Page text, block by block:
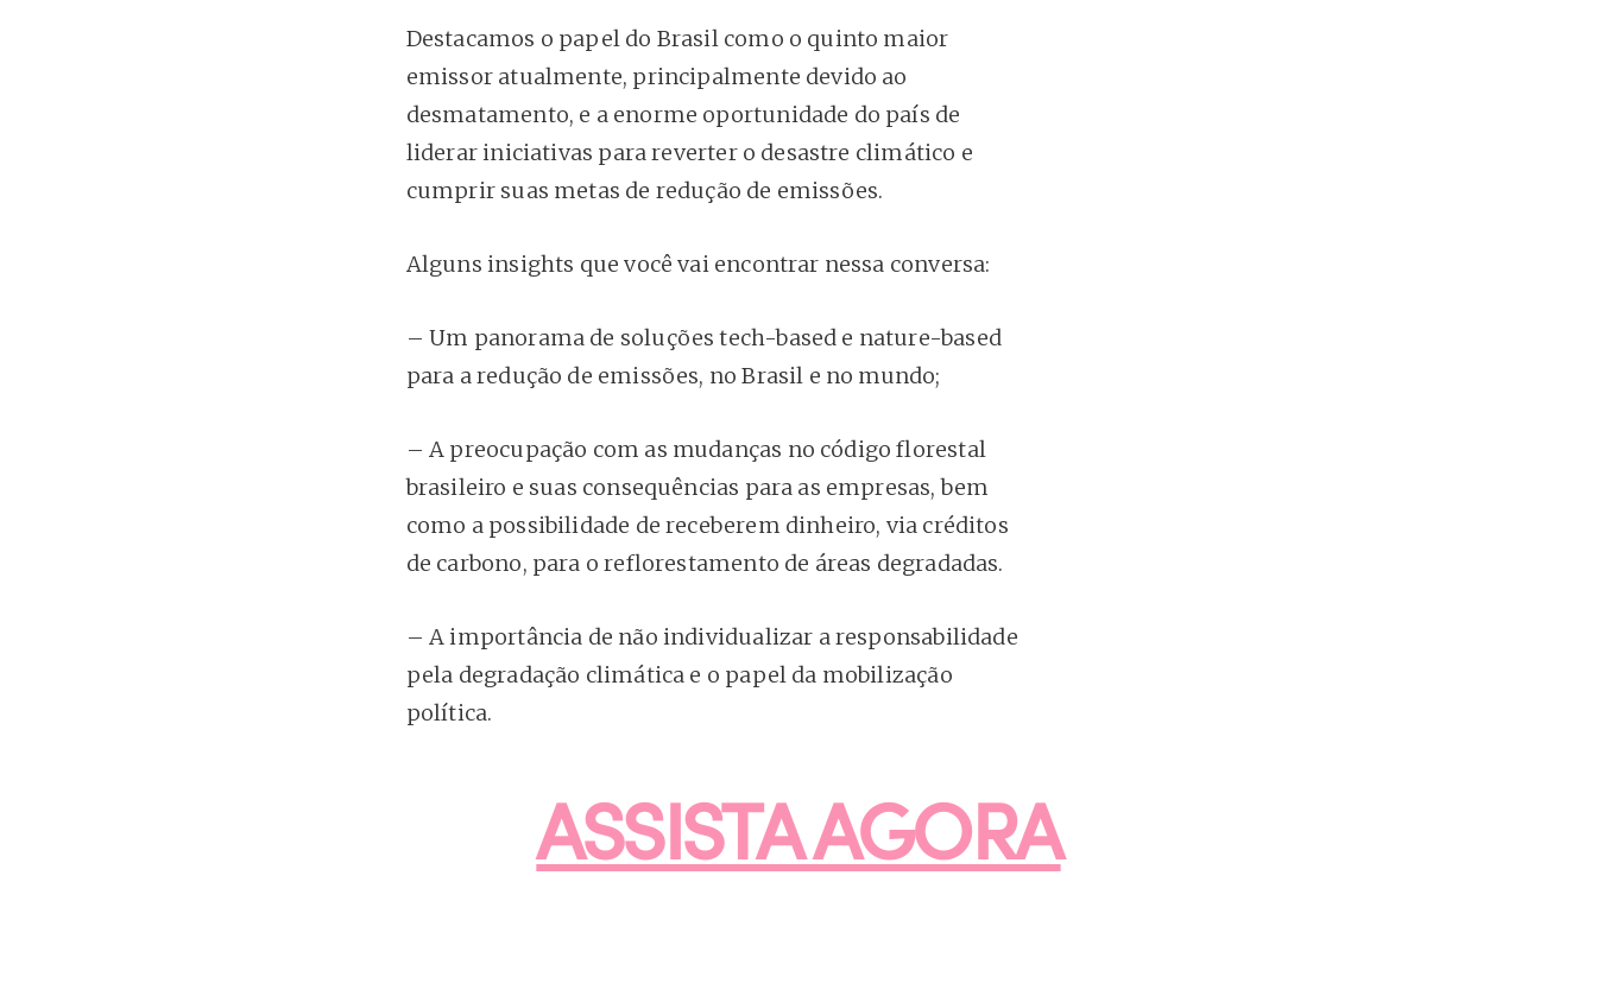
Destacamos o papel do Brasil como o quinto maior
emissor atualmente, principalmente devido ao
desmatamento, e a enorme oportunidade do país de
liderar iniciativas para reverter o desastre climático e
cumprir suas metas de redução de emissões.
Alguns insights que você vai encontrar nessa conversa:
– Um panorama de soluções tech-based e nature-based
para a redução de emissões, no Brasil e no mundo;
– A preocupação com as mudanças no código florestal
brasileiro e suas consequências para as empresas, bem
como a possibilidade de receberem dinheiro, via créditos
de carbono, para o reflorestamento de áreas degradadas.
– A importância de não individualizar a responsabilidade
pela degradação climática e o papel da mobilização
política.
ASSISTA AGORA